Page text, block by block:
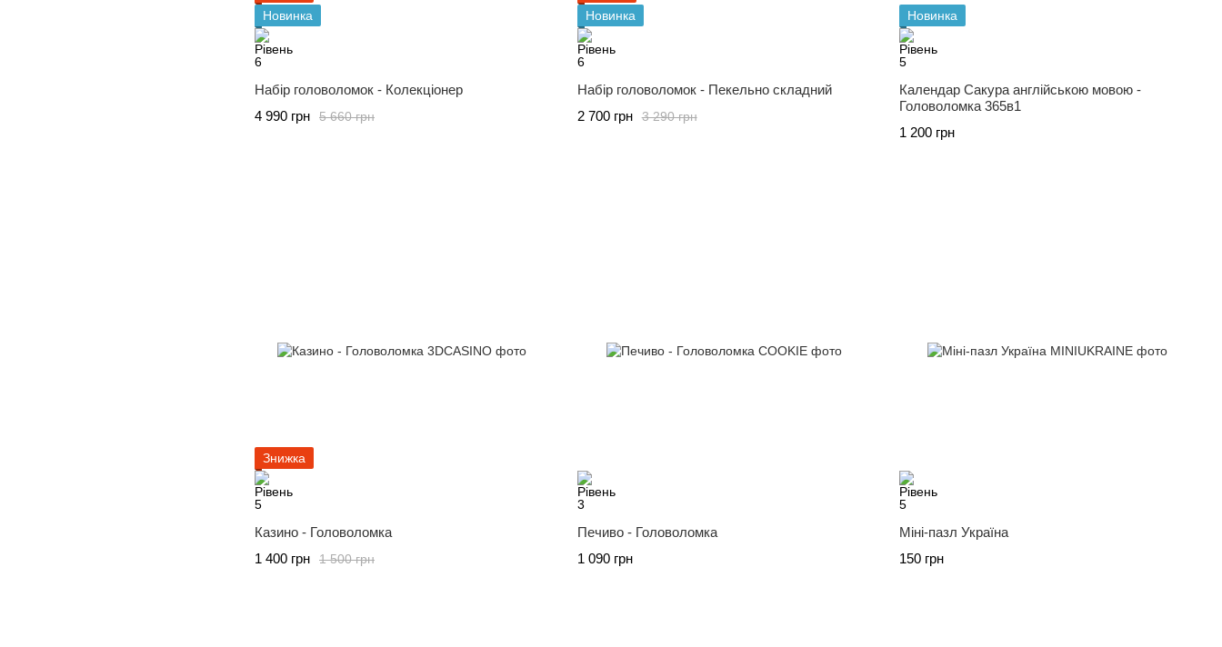
Новинка
Набір головоломок - Колекціонер
5 660 грн
4 990 грн
Новинка
Набір головоломок - Пекельно складний
3 290 грн
2 700 грн
Новинка
Календар Сакура англійською мовою -
Головоломка 365в1
1 200 грн
Знижка
Казино - Головоломка
1 500 грн
1 400 грн
Печиво - Головоломка
1 090 грн
Міні-пазл Україна
150 грн